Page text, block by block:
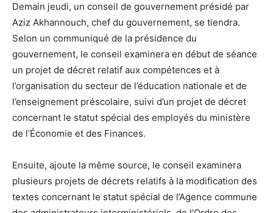
Demain jeudi, un conseil de gouvernement présidé par
Aziz Akhannouch, chef du gouvernement, se tiendra.
Selon un communiqué de la présidence du
gouvernement, le conseil examinera en début de séance
un projet de décret relatif aux compétences et à
l’organisation du secteur de l’éducation nationale et de
l’enseignement préscolaire, suivi d’un projet de décret
concernant le statut spécial des employés du ministère
de l’Économie et des Finances.
Ensuite, ajoute la même source, le conseil examinera
plusieurs projets de décrets relatifs à la modification des
textes concernant le statut spécial de l’Agence commune